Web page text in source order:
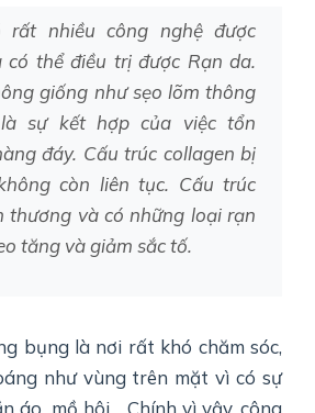
rất nhiều công nghệ được
có thể điều trị được Rạn da.
giống như sẹo lõm thông
sự kết hợp của việc tổn
đáy. Cấu trúc collagen bị
còn liên tục. Cấu trúc
thương và có những loại rạn
tăng và giảm sắc tố.
bụng là nơi rất khó chăm sóc,
như vùng trên mặt vì có sự
áo, mồ hôi… Chính vì vậy, công